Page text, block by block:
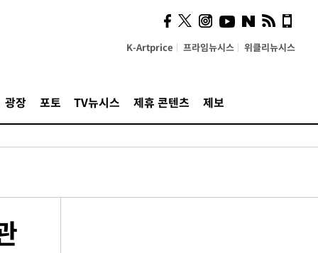
K-Artprice 프라임뉴시스 위클리뉴시스
광장 포토 TV뉴시스 제휴 콘텐츠 제보